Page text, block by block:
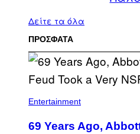
Δείτε τα όλα
ΠΡΟΣΦΑΤΑ
Entertainment
69 Years Ago,